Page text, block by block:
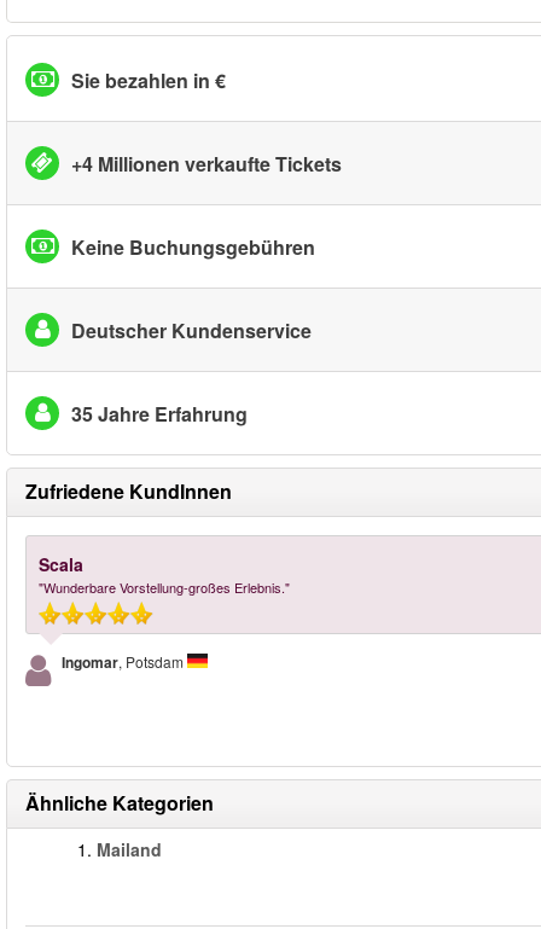
Sie bezahlen in €
+4 Millionen verkaufte Tickets
Keine Buchungsgebühren
Deutscher Kundenservice
35 Jahre Erfahrung
Zufriedene KundInnen
Scala
"Wunderbare Vorstellung-großes Erlebnis."
Ingomar, Potsdam
Ähnliche Kategorien
1. Mailand